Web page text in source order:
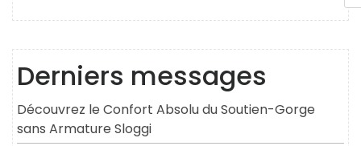
Derniers messages
Découvrez le Confort Absolu du Soutien-Gorge
sans Armature Sloggi